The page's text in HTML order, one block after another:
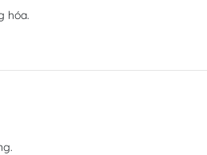
hóa.